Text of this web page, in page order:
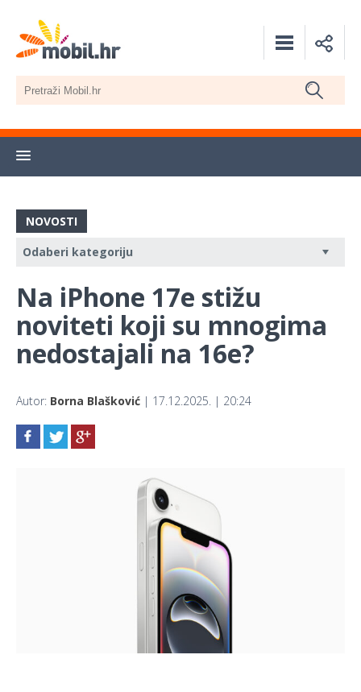
NOVOSTI
Na iPhone 17e stižu
noviteti koji su mnogima
nedostajali na 16e?
Autor: Borna Blašković | 17.12.2025. | 20:24